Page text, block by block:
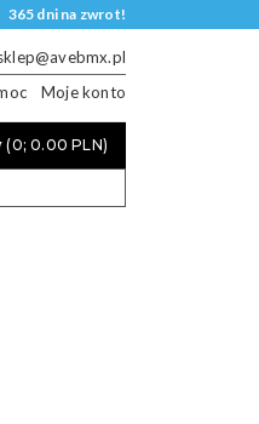
365 dni na zwrot!
Moje konto
(0; 0.00 PLN)